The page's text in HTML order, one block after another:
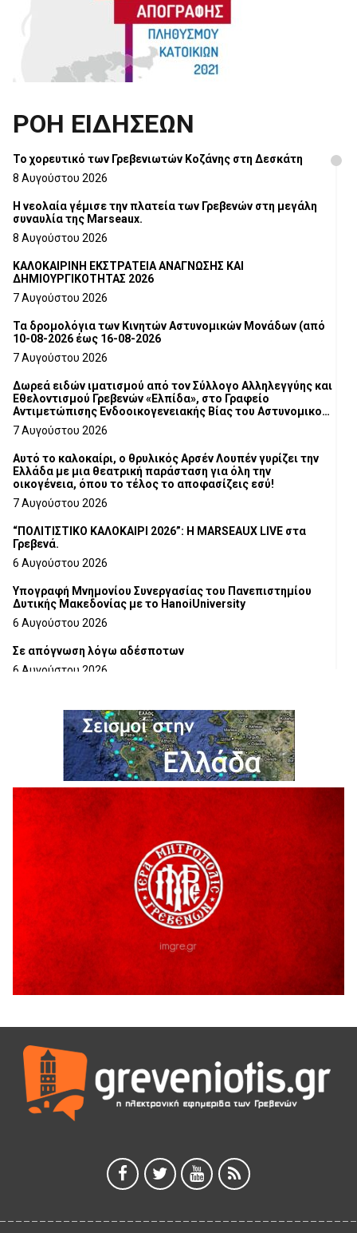
ΡΟΗ ΕΙΔΗΣΕΩΝ
Το χορευτικό των Γρεβενιωτών Κοζάνης στη Δεσκάτη
8 Αυγούστου 2026
Η νεολαία γέμισε την πλατεία των Γρεβενών στη μεγάλη
συναυλία της Marseaux.
8 Αυγούστου 2026
ΚΑΛΟΚΑΙΡΙΝΗ ΕΚΣΤΡΑΤΕΙΑ ΑΝΑΓΝΩΣΗΣ ΚΑΙ
ΔΗΜΙΟΥΡΓΙΚΟΤΗΤΑΣ 2026
7 Αυγούστου 2026
Τα δρομολόγια των Κινητών Αστυνομικών Μονάδων (από
10-08-2026 έως 16-08-2026
7 Αυγούστου 2026
Δωρεά ειδών ιματισμού από τον Σύλλογο Αλληλεγγύης και
Εθελοντισμού Γρεβενών «Ελπίδα», στο Γραφείο
Αντιμετώπισης Ενδοοικογενειακής Βίας του Αστυνομικού
Τμήματος Γρεβενών
7 Αυγούστου 2026
Αυτό το καλοκαίρι, ο θρυλικός Αρσέν Λουπέν γυρίζει την
Ελλάδα με μια θεατρική παράσταση για όλη την
οικογένεια, όπου το τέλος το αποφασίζεις εσύ!
7 Αυγούστου 2026
“ΠΟΛΙΤΙΣΤΙΚΟ ΚΑΛΟΚΑΙΡΙ 2026”: Η MARSEAUX LIVE στα
Γρεβενά.
6 Αυγούστου 2026
Υπογραφή Μνημονίου Συνεργασίας του Πανεπιστημίου
Δυτικής Μακεδονίας με το HanoiUniversity
6 Αυγούστου 2026
Σε απόγνωση λόγω αδέσποτων
6 Αυγούστου 2026
6 Αυγούστου 2026
Ολοκληρώνεται η ασφαλτόστρωση της οδού Περιβόλι –
6 Αυγούστου 2026
H παραδοχή λαθών είναι (και) δύναμη
5 Αυγούστου 2026
Ο ΑΝΔΡΕΑΣ ΑΣΛΑΝΙΔΗΣ ΣΥΝΕΧΙΖΕΙ ΣΤΟΝ ΠΡΩΤΕΑ
ΓΡΕΒΕΝΩΝ
5 Αυγούστου 2026
Ευχαριστήριο Εκπολιτιστικού Συλλόγου Ταξιάρχη προς κ.
Παρασχάκη Αθανάσιο
5 Αυγούστου 2026
Διακοπή υδροδότησης του Α΄ κλάδου ύδρευσης
5 Αυγούστου 2026
Θερινό Σινεμά στο πλαίσιο του «Πολιτιστικού
Καλοκαιριού 2026» με την βραβευμένη ταινία «Μικρές
Ανάσες».
5 Αυγούστου 2026
5 Αυγούστου 2026